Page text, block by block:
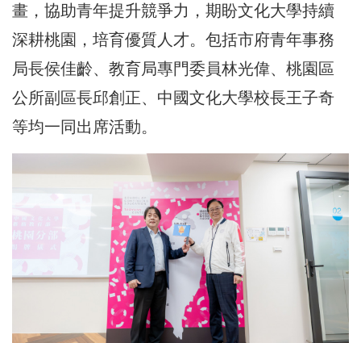
畫，協助青年提升競爭力，期盼文化大學持續
深耕桃園，培育優質人才。包括市府青年事務
局長侯佳齡、教育局專門委員林光偉、桃園區
公所副區長邱創正、中國文化大學校長王子奇
等均一同出席活動。